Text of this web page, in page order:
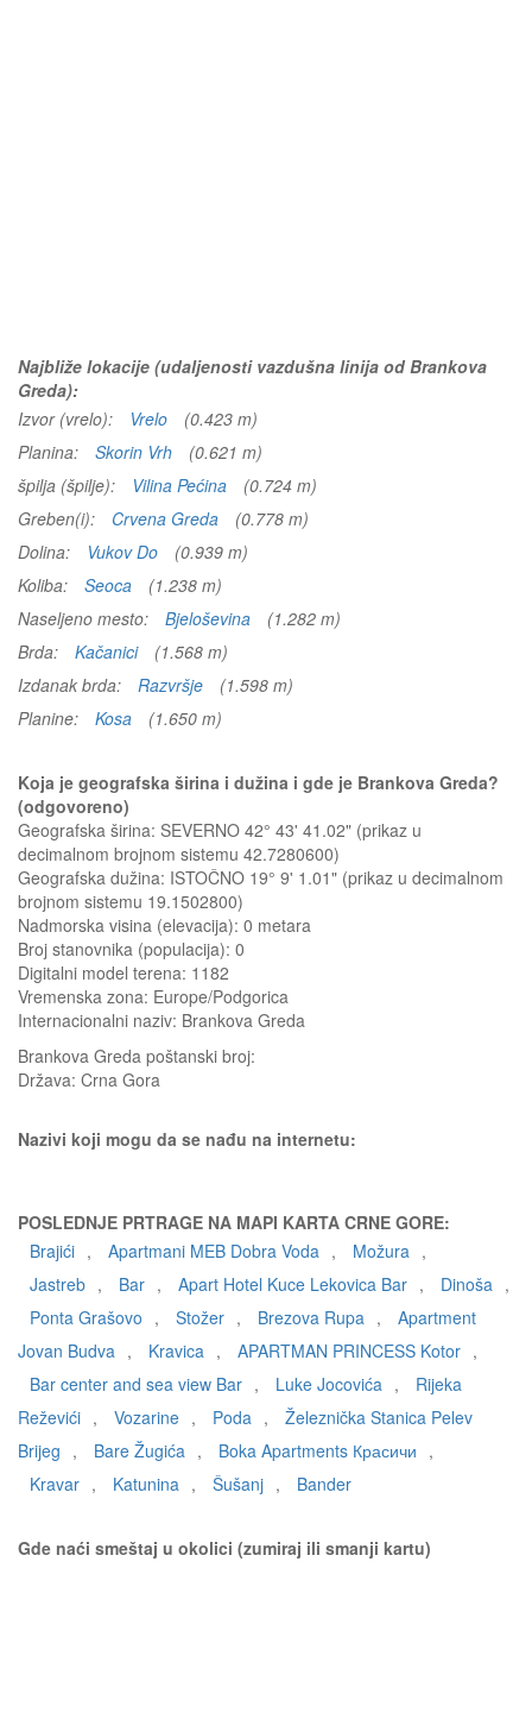
Najbliže lokacije (udaljenosti vazdušna linija od Brankova
Greda):
Izvor (vrelo):
Vrelo
(0.423 m)
Planina:
Skorin Vrh
(0.621 m)
špilja (špilje):
Vilina Pećina
(0.724 m)
Greben(i):
Crvena Greda
(0.778 m)
Dolina:
Vukov Do
(0.939 m)
Koliba:
Seoca
(1.238 m)
Naseljeno mesto:
Bjeloševina
(1.282 m)
Brda:
Kačanici
(1.568 m)
Izdanak brda:
Razvršje
(1.598 m)
Planine:
Kosa (1.650 m)
Koja je geografska širina i dužina i gde je Brankova Greda?
(odgovoreno)
Geografska širina: SEVERNO 42° 43' 41.02" (prikaz u
decimalnom brojnom sistemu 42.7280600)
Geografska dužina: ISTOČNO 19° 9' 1.01" (prikaz u decimalnom
brojnom sistemu 19.1502800)
Nadmorska visina (elevacija): 0 metara
Broj stanovnika (populacija): 0
Digitalni model terena: 1182
Vremenska zona: Europe/Podgorica
Internacionalni naziv: Brankova Greda
Brankova Greda poštanski broj:
Država: Crna Gora
Nazivi koji mogu da se nađu na internetu:
POSLEDNJE PRTRAGE NA MAPI KARTA CRNE GORE:
Brajići , Apartmani MEB Dobra Voda , Možura ,
Jastreb , Bar , Apart Hotel Kuce Lekovica Bar , Dinoša ,
Ponta Grašovo , Stožer , Brezova Rupa ,
Apartment
Jovan Budva , Kravica , APARTMAN PRINCESS Kotor ,
Bar center and sea view Bar , Luke Jocovića ,
Rijeka
Reževići , Vozarine , Poda ,
Železnička Stanica Pelev
Brijeg , Bare Žugića , Boka Apartments Красичи ,
Kravar , Katunina , Šušanj , Bander
Gde naći smeštaj u okolici (zumiraj ili smanji kartu)